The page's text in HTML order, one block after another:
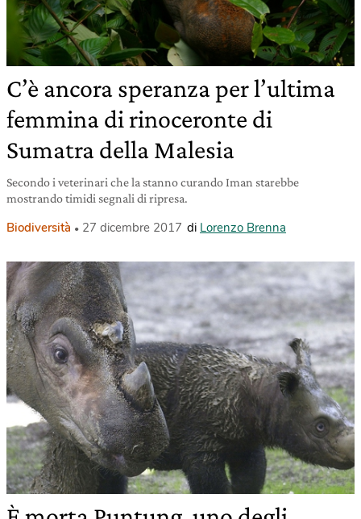
C’è ancora speranza per l’ultima
femmina di rinoceronte di
Sumatra della Malesia
Secondo i veterinari che la stanno curando Iman starebbe
mostrando timidi segnali di ripresa.
Biodiversità 27 dicembre 2017 di Lorenzo Brenna